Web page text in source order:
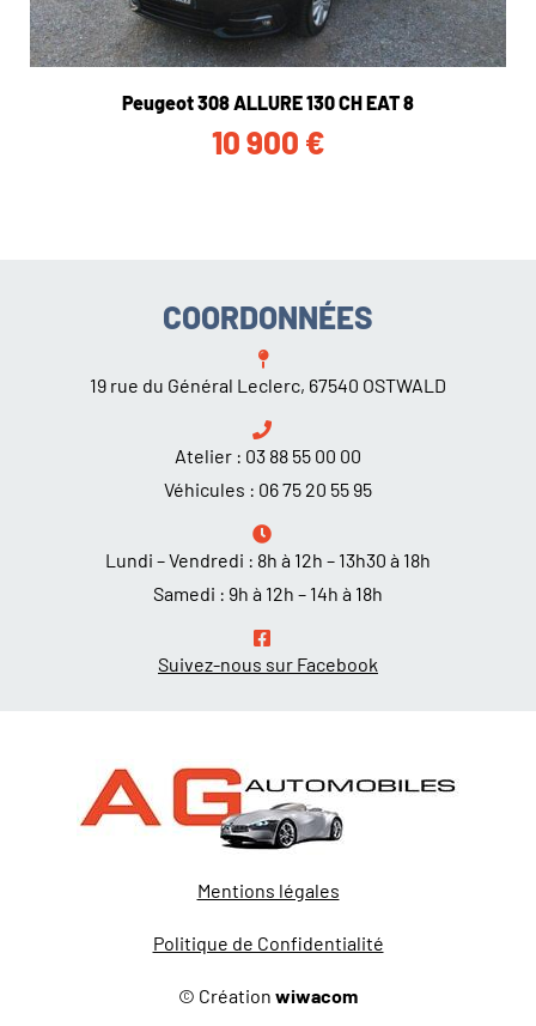
Peugeot 308 ALLURE 130 CH EAT 8
10 900 €
COORDONNÉES
19 rue du Général Leclerc, 67540 OSTWALD
Atelier : 03 88 55 00 00
Véhicules : 06 75 20 55 95
Lundi – Vendredi : 8h à 12h – 13h30 à 18h
Samedi : 9h à 12h – 14h à 18h
Suivez-nous sur Facebook
Mentions légales
Politique de Confidentialité
© Création wiwacom